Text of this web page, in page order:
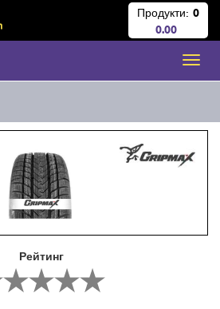
Продукти: 0
0.00
Рейтинг